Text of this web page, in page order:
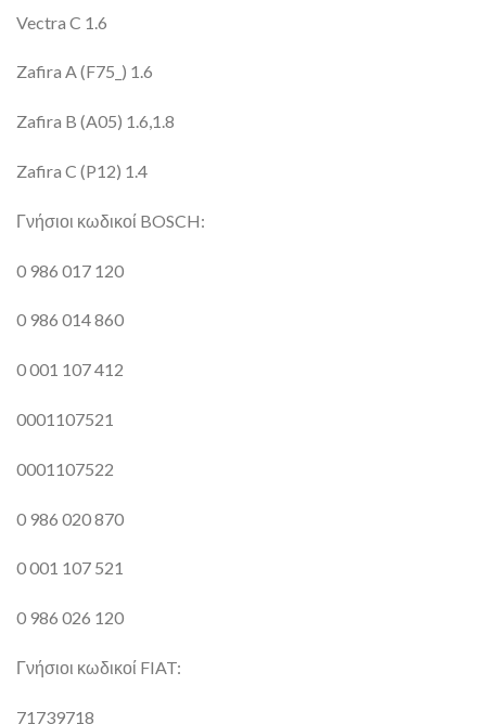
Vectra C 1.6
Zafira A (F75_) 1.6
Zafira B (A05) 1.6,1.8
Zafira C (P12) 1.4
Γνήσιοι κωδικοί BOSCH:
0 986 017 120
0 986 014 860
0 001 107 412
0001107521
0001107522
0 986 020 870
0 001 107 521
0 986 026 120
Γνήσιοι κωδικοί FIAT:
71739718